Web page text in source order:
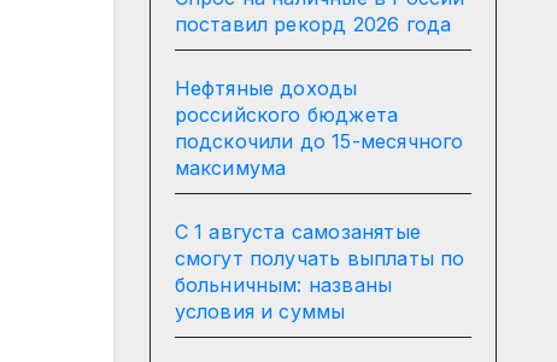
поставил рекорд 2026 года
Нефтяные доходы
российского бюджета
подскочили до 15-месячного
максимума
С 1 августа самозанятые
смогут получать выплаты по
больничным: названы
условия и суммы